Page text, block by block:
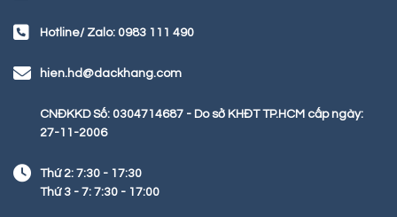
Hotline/ Zalo: 0983 111 490
hien.hd@dackhang.com
CNĐKKD Số: 0304714687 - Do sở KHĐT TP.HCM cấp ngày:
27-11-2006
Thứ 2: 7:30 - 17:30
Thứ 3 - 7: 7:30 - 17:00